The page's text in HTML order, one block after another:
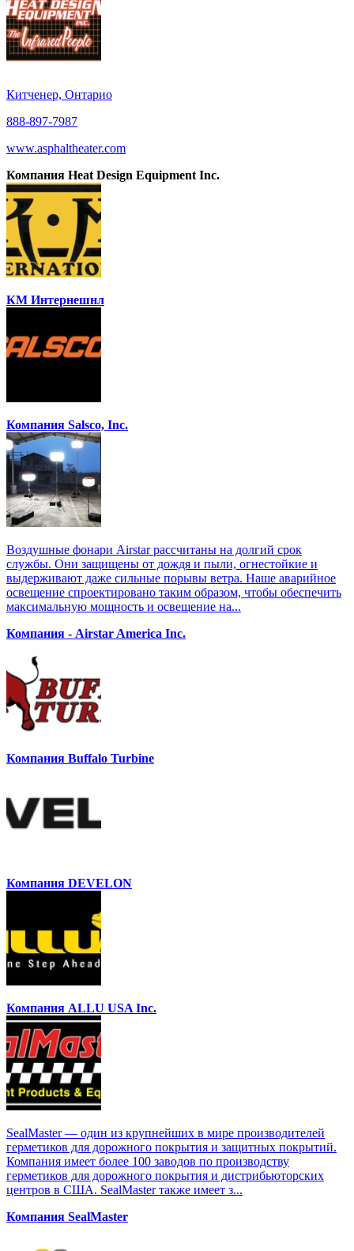
Китченер, Онтарио
888-897-7987
www.asphaltheater.com
Компания Heat Design Equipment Inc.
КМ Интернешнл
Компания Salsco, Inc.
Воздушные фонари Airstar рассчитаны на долгий срок
службы. Они защищены от дождя и пыли, огнестойкие и
выдерживают даже сильные порывы ветра. Наше аварийное
освещение спроектировано таким образом, чтобы обеспечить
максимальную мощность и освещение на...
Компания - Airstar America Inc.
Компания Buffalo Turbine
Компания DEVELON
Компания ALLU USA Inc.
SealMaster — один из крупнейших в мире производителей
герметиков для дорожного покрытия и защитных покрытий.
Компания имеет более 100 заводов по производству
герметиков для дорожного покрытия и дистрибьюторских
центров в США. SealMaster также имеет з...
Компания SealMaster